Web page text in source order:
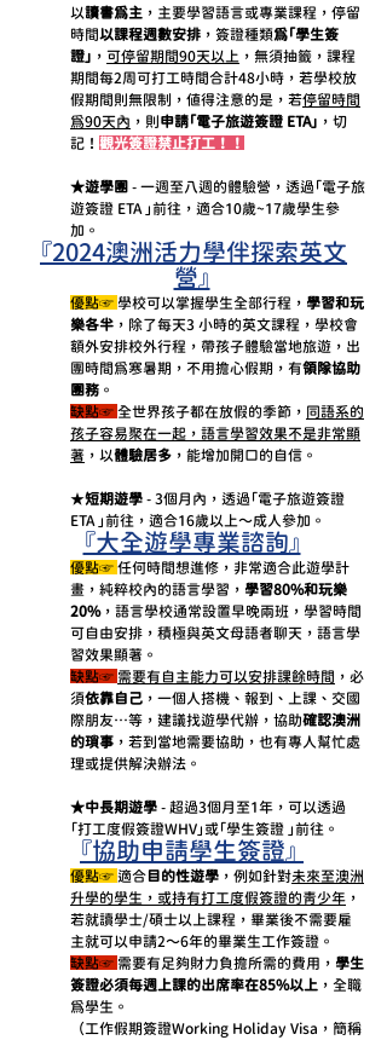
以讀書為主 ，主要學習語言或專業課程，停留
時間以課程週數安排 ，簽證種類為「學生簽
證」 ， 可停留期間90天以上 ，無須抽籤，課程
期間每2周可打工時間合計48小時，若學校放
假期間則無限制，值得注意的是，若停留時間
為90天內 ，則申請「電子旅遊簽證 ETA」 ，切
記！ 觀光簽證禁止打工！！
★遊學團 - 一週至八週的體驗營，透過「電子旅
遊簽證 ETA 」前往，適合10歲~17歲學生參
加。
『2024澳洲活力學伴探索英文
營』
優點☞ 學校可以掌握學生全部行程， 學習和玩
樂各半 ，除了每天3 小時的英文課程，學校會
額外安排校外行程，帶孩子體驗當地旅遊，出
團時間為寒暑期，不用擔心假期，有領隊協助
團務 。
缺點☞ 全世界孩子都在放假的季節， 同語系的
孩子容易聚在一起，語言學習效果不是非常顯
著 ，以體驗居多 ，能增加開口的自信。
★短期遊學 - 3個月內，透過「電子旅遊簽證
ETA 」前往，適合16歲以上～成人參加。
『大全遊學專業諮詢』
優點☞ 任何時間想進修，非常適合此遊學計
畫，純粹校內的語言學習， 學習80%和玩樂
20%，語言學校通常設置早晚兩班，學習時間
可自由安排，積極與英文母語者聊天，語言學
習效果顯著。
缺點☞ 需要有自主能力可以安排課餘時間 ，必
須依靠自己 ，一個人搭機、報到、上課、交國
際朋友…等，建議找遊學代辦，協助確認澳洲
的瑣事 ，若到當地需要協助，也有專人幫忙處
理或提供解決辦法。
★中長期遊學 - 超過3個月至1年，可以透過
「打工度假簽證WHV」或「學生簽證 」前往。
『協助申請學生簽證』
優點☞ 適合目的性遊學 ，例如針對未來至澳洲
升學的學生，或持有打工度假簽證的青少年 ，
若就讀學士/碩士以上課程，畢業後不需要雇
主就可以申請2～6年的畢業生工作簽證。
缺點☞ 需要有足夠財力負擔所需的費用， 學生
簽證必須每週上課的出席率在85%以上 ，全職
為學生。
（工作假期簽證Working Holiday Visa，簡稱